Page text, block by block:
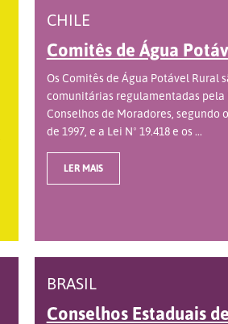
CHILE
Comitês de Água
Os Comitês de Água Potável Rural
comunitárias regulamentadas pela
Conselhos de Moradores, segundo
de 1997, e a Lei Nº 19.418 e os ...
LER MAIS
BRASIL
Conselhos Estaduais de